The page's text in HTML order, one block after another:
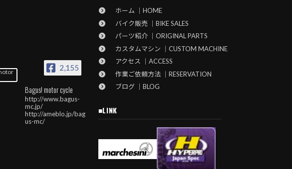
2,155
Bagus! motor cycle
http://www.bagus-
mc.jp/
http://ameblo.jp/bag
us-mc/
ホーム ｜HOME
バイク販売 ｜BIKE SALES
パーツ紹介 ｜ORIGINAL PARTS
カスタムマシン ｜CUSTOM MACHINE
アクセス ｜ACCESS
作業ご依頼方法 ｜RESERVATION
ブログ ｜BLOG
■LINK